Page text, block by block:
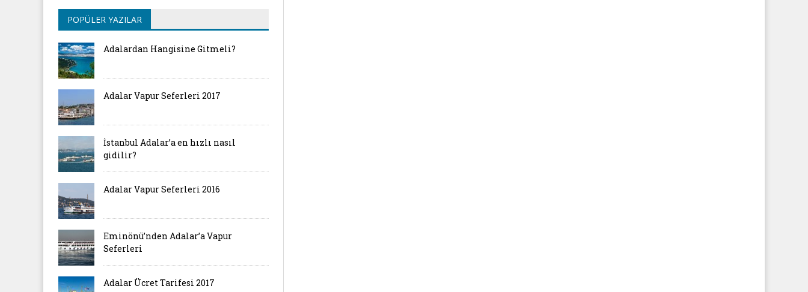
POPÜLER YAZILAR
Adalardan Hangisine Gitmeli?
Adalar Vapur Seferleri 2017
İstanbul Adalar’a en hızlı nasıl
gidilir?
Adalar Vapur Seferleri 2016
Eminönü’nden Adalar’a Vapur
Seferleri
Adalar Ücret Tarifesi 2017